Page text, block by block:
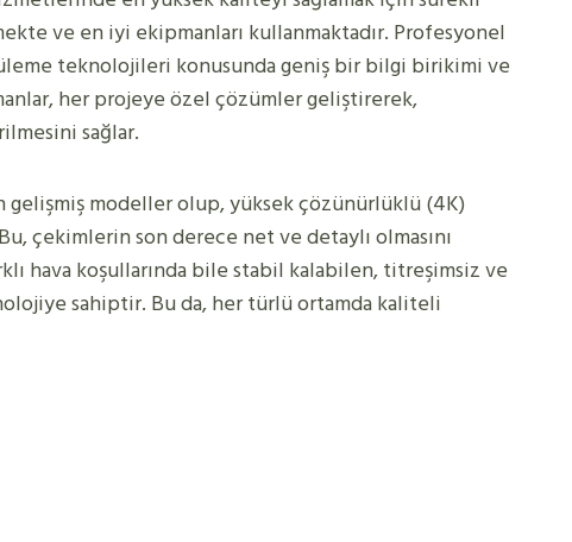
ve en iyi ekipmanları kullanmaktadır. Profesyonel
teknolojileri konusunda geniş bir bilgi birikimi ve
her projeye özel çözümler geliştirerek,
sağlar.
gelişmiş modeller olup, yüksek çözünürlüklü (4K)
çekimlerin son derece net ve detaylı olmasını
hava koşullarında bile stabil kalabilen, titreşimsiz ve
sahiptir. Bu da, her türlü ortamda kaliteli